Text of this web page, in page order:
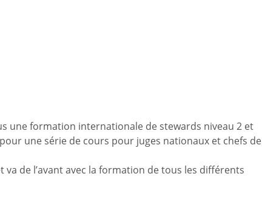
une formation internationale de stewards niveau 2 et
une série de cours pour juges nationaux et chefs de
va de l’avant avec la formation de tous les différents